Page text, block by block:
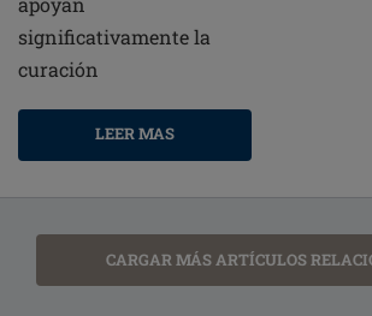
significativamente la
curación
LEER MAS
CARGAR MÁS ARTÍCULOS